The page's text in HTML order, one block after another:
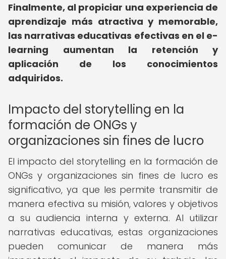
Finalmente, al propiciar una experiencia de
aprendizaje más atractiva y memorable,
las narrativas educativas efectivas en el e-
learning aumentan la retención y
aplicación de los conocimientos
adquiridos.
Impacto del storytelling en la
formación de ONGs y
organizaciones sin fines de lucro
El impacto del storytelling en la formación de
ONGs y organizaciones sin fines de lucro es
significativo, ya que les permite transmitir de
manera efectiva su misión, valores y objetivos
a su audiencia interna y externa. Al utilizar
narrativas educativas, estas organizaciones
pueden comunicar de manera más